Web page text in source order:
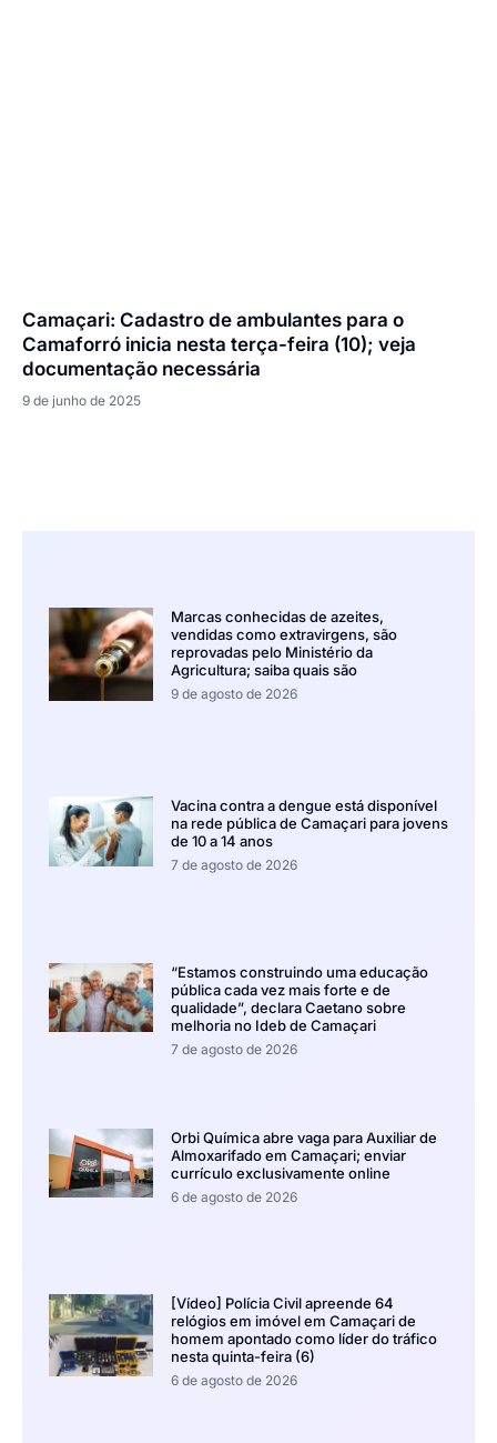
Camaçari: Cadastro de ambulantes para o
Camaforró inicia nesta terça-feira (10); veja
documentação necessária
9 de junho de 2025
Marcas conhecidas de azeites,
vendidas como extravirgens, são
reprovadas pelo Ministério da
Agricultura; saiba quais são
9 de agosto de 2026
Vacina contra a dengue está disponível
na rede pública de Camaçari para jovens
de 10 a 14 anos
7 de agosto de 2026
“Estamos construindo uma educação
pública cada vez mais forte e de
qualidade”, declara Caetano sobre
melhoria no Ideb de Camaçari
7 de agosto de 2026
Orbi Química abre vaga para Auxiliar de
Almoxarifado em Camaçari; enviar
currículo exclusivamente online
6 de agosto de 2026
[Vídeo] Polícia Civil apreende 64
relógios em imóvel em Camaçari de
homem apontado como líder do tráfico
nesta quinta-feira (6)
6 de agosto de 2026